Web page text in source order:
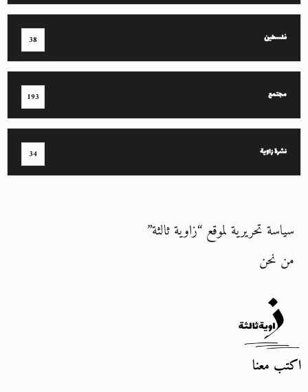
فلسطين 38
مجتمع 193
نشرة زاوية 34
سياسة تحريرية لموقع “زاوية ثالثة”
من نحن
اكتب معنا